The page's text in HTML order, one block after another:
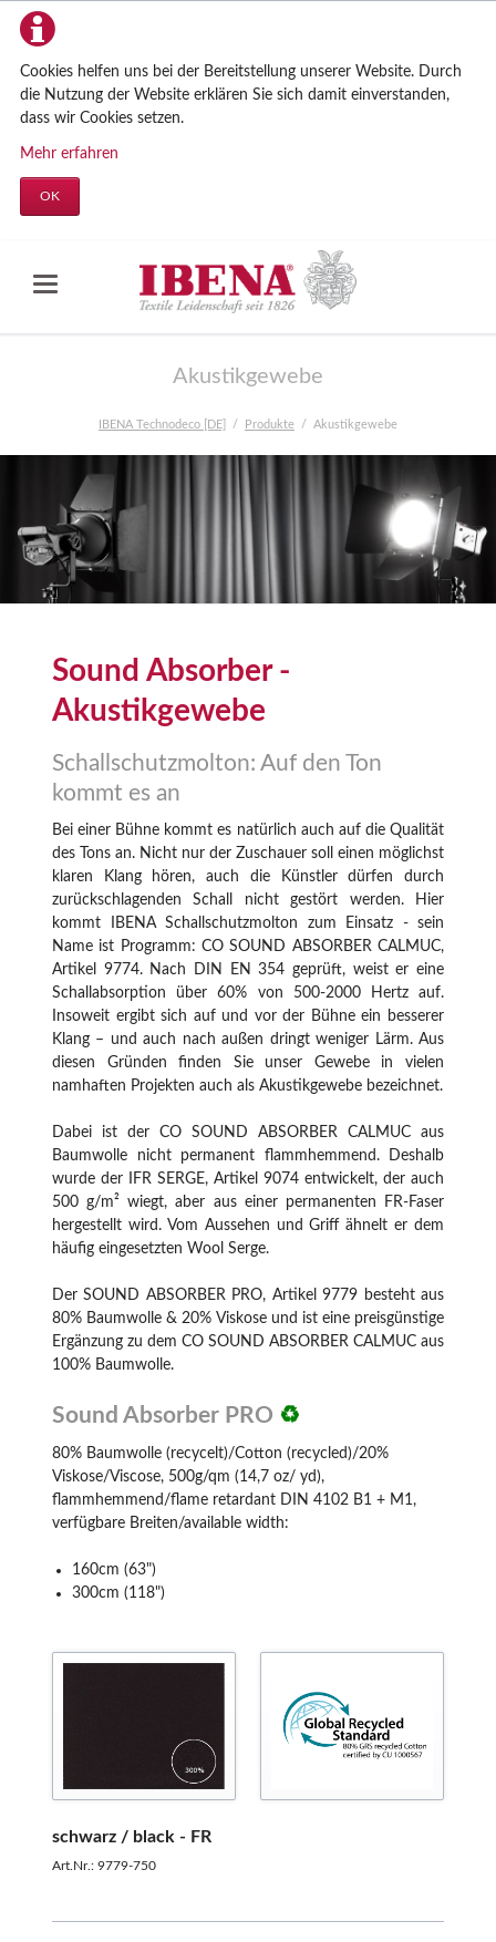
Cookies helfen uns bei der Bereitstellung unserer Website. Durch
die Nutzung der Website erklären Sie sich damit einverstanden,
dass wir Cookies setzen.
Mehr erfahren
OK
Akustikgewebe
IBENA Technodeco [DE] Produkte Akustikgewebe
Sound Absorber -
Akustikgewebe
Schallschutzmolton: Auf den Ton
kommt es an
Bei einer Bühne kommt es natürlich auch auf die Qualität
des Tons an. Nicht nur der Zuschauer soll einen möglichst
klaren Klang hören, auch die Künstler dürfen durch
zurückschlagenden Schall nicht gestört werden. Hier
kommt IBENA Schallschutzmolton zum Einsatz - sein
Name ist Programm: CO SOUND ABSORBER CALMUC,
Artikel 9774. Nach DIN EN 354 geprüft, weist er eine
Schallabsorption über 60% von 500-2000 Hertz auf.
Insoweit ergibt sich auf und vor der Bühne ein besserer
Klang – und auch nach außen dringt weniger Lärm. Aus
diesen Gründen finden Sie unser Gewebe in vielen
namhaften Projekten auch als Akustikgewebe bezeichnet.
Dabei ist der CO SOUND ABSORBER CALMUC aus
Baumwolle nicht permanent flammhemmend. Deshalb
wurde der IFR SERGE, Artikel 9074 entwickelt, der auch
500 g/m² wiegt, aber aus einer permanenten FR-Faser
hergestellt wird. Vom Aussehen und Griff ähnelt er dem
häufig eingesetzten Wool Serge.
Der SOUND ABSORBER PRO, Artikel 9779 besteht aus
80% Baumwolle & 20% Viskose und ist eine preisgünstige
Ergänzung zu dem CO SOUND ABSORBER CALMUC aus
100% Baumwolle.
Sound Absorber PRO ♻
80% Baumwolle (recycelt)/Cotton (recycled)/20%
Viskose/Viscose, 500g/qm (14,7 oz/ yd),
flammhemmend/flame retardant DIN 4102 B1 + M1,
verfügbare Breiten/available width:
160cm (63")
300cm (118")
schwarz / black - FR
Art.Nr.: 9779-750